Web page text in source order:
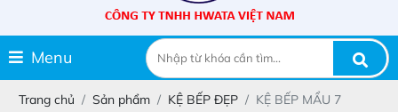
Menu
Trang chủ Sản phẩm KỆ BẾP ĐẸP KỆ BẾP MẨU 7